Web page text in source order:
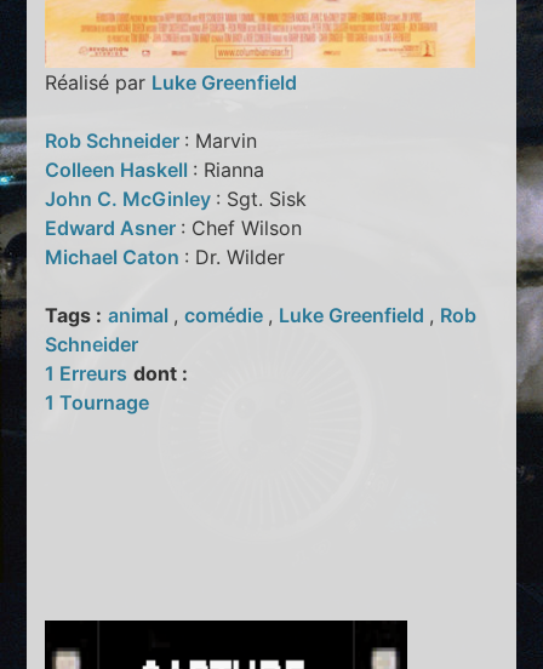
Réalisé par Luke Greenfield
Rob Schneider : Marvin
Colleen Haskell : Rianna
John C. McGinley : Sgt. Sisk
Edward Asner : Chef Wilson
Michael Caton : Dr. Wilder
Tags : animal ,comédie , Luke Greenfield , Rob
Schneider
1 Erreurs dont :
1 Tournage